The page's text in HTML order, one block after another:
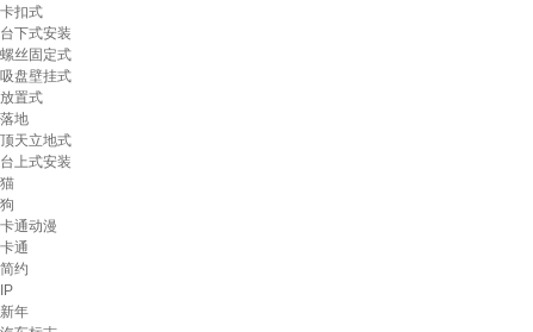
卡扣式
台下式安装
螺丝固定式
吸盘壁挂式
放置式
落地
顶天立地式
台上式安装
猫
狗
卡通动漫
卡通
简约
IP
新年